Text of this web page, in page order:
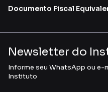
Documento Fiscal
Newsletter do
Informe seu WhatsApp ou e-
Instituto